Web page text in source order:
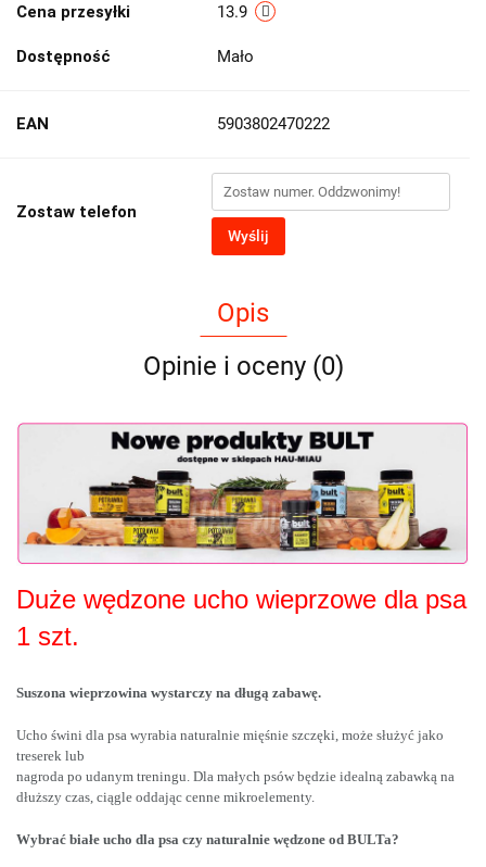
Cena przesyłki 13.9
Dostępność Mało
EAN 5903802470222
Zostaw telefon
Wyślij
Opis
Opinie i oceny (0)
Duże wędzone ucho wieprzowe dla psa
1 szt.
Suszona wieprzowina wystarczy na długą zabawę.
Ucho świni dla psa wyrabia naturalnie mięśnie szczęki, może służyć jako
treserek lub
nagroda po udanym treningu. Dla małych psów będzie idealną zabawką na
dłuższy czas, ciągle oddając cenne mikroelementy.
Wybrać białe ucho dla psa czy naturalnie wędzone od BULTa?